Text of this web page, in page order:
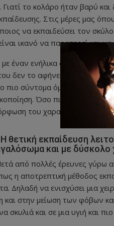
Γιατί το κολάρο ήταν βαρύ
Στις μέρες μας
να εκπαιδεύσει τον
ικανό να παρατηρεί και
έναν ενήλικα σκύλο, το
δεν το αφήνει και
πιο σύντομα όμως ξεκινήσετε
Όσο πιο σύντομα
του χαρακτήρα του και
θετική εκπαίδευση
και με
από πολλές έρευνες γύρω
η αποτρεπτική μέθοδος
Δηλαδή να ενισχύσει μια
και στην μείωση των φόβων
σκυλιά και σε μια υγιή και